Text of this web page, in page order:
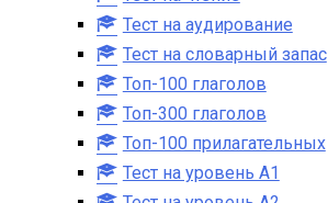
Тест на аудирование
Тест на словарный запас
Топ-100 глаголов
Топ-300 глаголов
Топ-100 прилагательных
Тест на уровень A1